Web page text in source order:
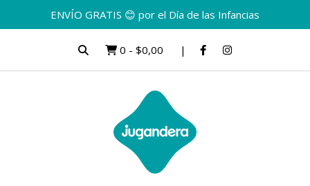
ENVÍO GRATIS 😊 por el Día de las Infancias
0 - $0,00